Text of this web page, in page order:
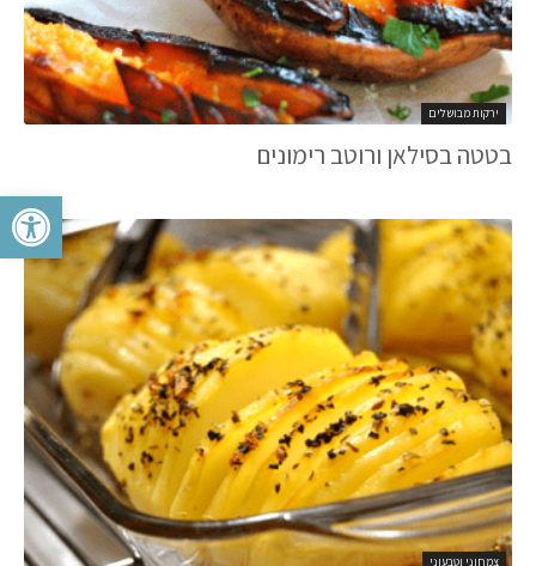
פתח
ירקות מבושלים
בטטה בסילאן ורוטב רימונים
צמחוני וטבעוני